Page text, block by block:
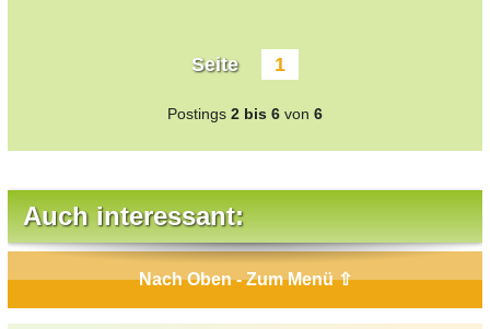
Seite 1
Postings 2 bis 6 von 6
Auch interessant:
Nach Oben - Zum Menü ⇧